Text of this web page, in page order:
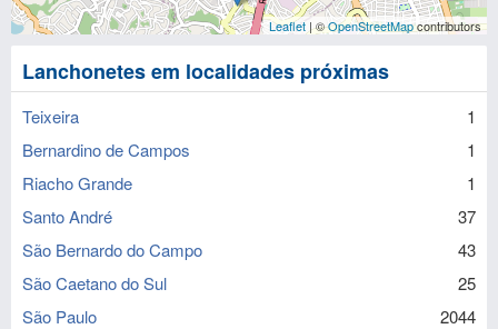
Leaflet | ©OpenStreetMapcontributors
Lanchonetes em localidades próximas
Teixeira
1
Bernardino de Campos
1
Riacho Grande
1
Santo André
37
São Bernardo do Campo
43
São Caetano do Sul
25
São Paulo
2044